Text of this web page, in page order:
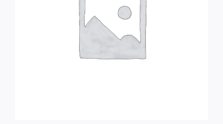
AJOUTER AU PANIER